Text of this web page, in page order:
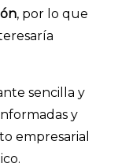
, por lo que
sencilla y
y
empresarial